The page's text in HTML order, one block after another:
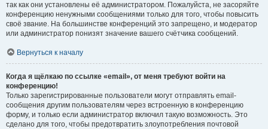
так как они установлены её администратором. Пожалуйста, не засоряйте
конференцию ненужными сообщениями только для того, чтобы повысить
своё звание. На большинстве конференций это запрещено, и модератор
или администратор понизят значение вашего счётчика сообщений.
Вернуться к началу
Когда я щёлкаю по ссылке «email», от меня требуют войти на
конференцию!
Только зарегистрированные пользователи могут отправлять email-
сообщения другим пользователям через встроенную в конференцию
форму, и только если администратор включил такую возможность. Это
сделано для того, чтобы предотвратить злоупотребления почтовой